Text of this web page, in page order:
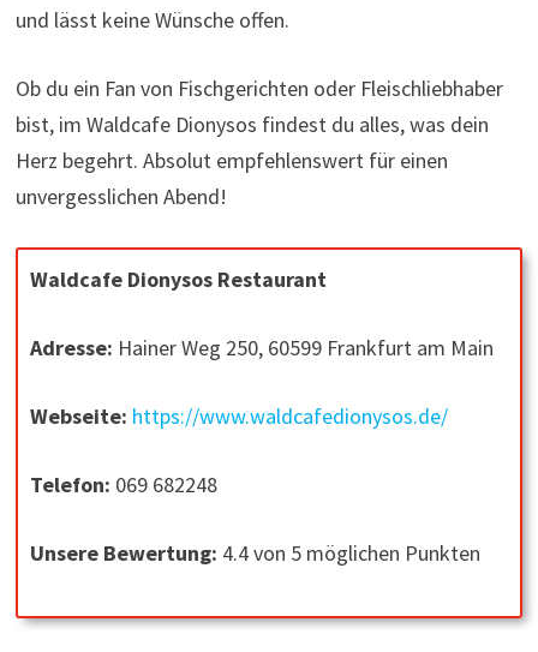
und lässt keine Wünsche offen.
Ob du ein Fan von Fischgerichten oder Fleischliebhaber
bist, im Waldcafe Dionysos findest du alles, was dein
Herz begehrt. Absolut empfehlenswert für einen
unvergesslichen Abend!
Waldcafe Dionysos Restaurant
Adresse: Hainer Weg 250, 60599 Frankfurt am Main
Webseite: https://www.waldcafedionysos.de/
Telefon: 069 682248
Unsere Bewertung: 4.4 von 5 möglichen Punkten